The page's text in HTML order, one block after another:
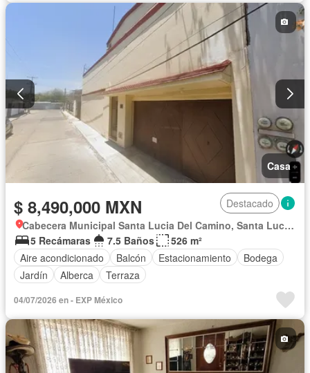
Casa
$ 8,490,000 MXN
Destacado
Cabecera Municipal Santa Lucia Del Camino, Santa Lucía Del Camino
5 Recámaras
7.5 Baños
526 m²
Aire acondicionado
Balcón Estacionamiento
Bodega
Jardín
Alberca Terraza
04/07/2026 en - EXP México